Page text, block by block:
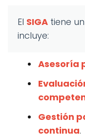
El SIGA tiene
incluye:
Asesoría
Gestión
continua.